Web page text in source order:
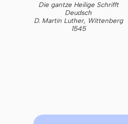
Die gantze Heilige Schrifft
Deudsch
D. Martin Luther, Wittenberg
1545